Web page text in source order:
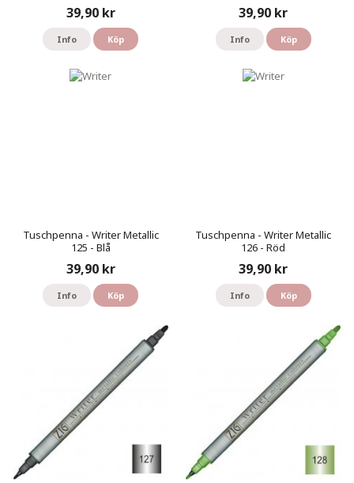
39,90 kr
Info Köp
39,90 kr
Info Köp
Tuschpenna - Writer Metallic
125 - Blå
39,90 kr
Info Köp
Tuschpenna - Writer Metallic
126 - Röd
39,90 kr
Info Köp